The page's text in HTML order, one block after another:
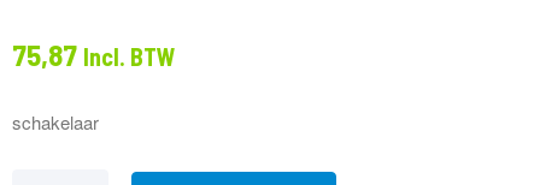
75,87 Incl. BTW
schakelaar